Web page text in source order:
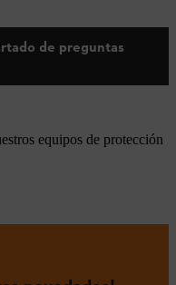
de preguntas
equipos de protección